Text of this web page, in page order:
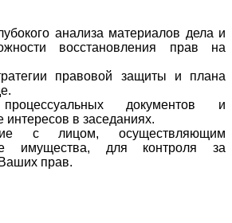
анализа материалов дела и
восстановления прав на
правовой защиты и плана
документов и
интересов в заседаниях.
с лицом, осуществляющим
имущества, для контроля за
прав.